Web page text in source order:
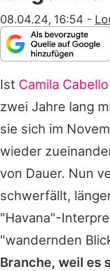
08.04.24, 16:54 -
Ist Camila Cabello
zwei Jahre lang
sie sich im
wieder
von Dauer. Nun
schwerfällt,
"Havana"-
"wandernden
Branche, weil es